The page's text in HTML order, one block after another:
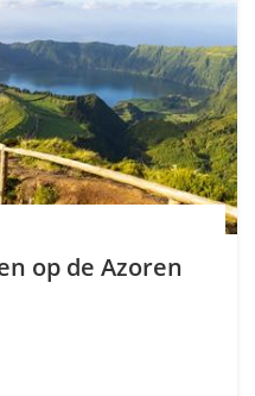
op de Azoren